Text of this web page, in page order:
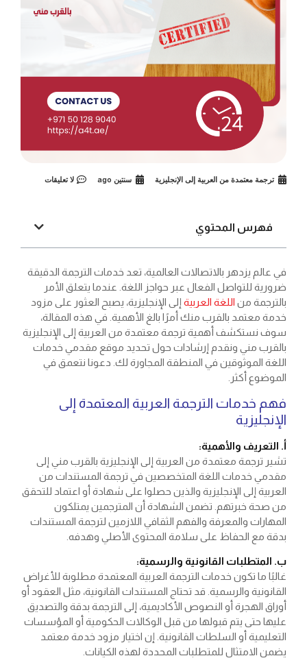
ترجمة معتمدة من العربية إلى الإنجليزية سنتين ago لا تعليقات
فهرس المحتوي
في عالم يزدهر بالاتصالات العالمية، تعد خدمات الترجمة الدقيقة
ضرورية للتواصل الفعال عبر حواجز اللغة. عندما يتعلق الأمر
بالترجمة من اللغة العربية إلى الإنجليزية، يصبح العثور على مزود
خدمة معتمد بالقرب منك أمرًا بالغ الأهمية. في هذه المقالة،
سوف نستكشف أهمية ترجمة معتمدة من العربية إلى الإنجليزية
بالقرب مني ونقدم إرشادات حول تحديد موقع مقدمي خدمات
اللغة الموثوقين في المنطقة المجاورة لك. دعونا نتعمق في
الموضوع أكثر.
فهم خدمات الترجمة العربية المعتمدة إلى
الإنجليزية
أ. التعريف والأهمية:
تشير ترجمة معتمدة من العربية إلى الإنجليزية بالقرب مني إلى
مقدمي خدمات اللغة المتخصصين في ترجمة المستندات من
العربية إلى الإنجليزية والذين حصلوا على شهادة أو اعتماد للتحقق
من صحة خبرتهم. تضمن الشهادة أن المترجمين يمتلكون
المهارات والمعرفة والفهم الثقافي اللازمين لترجمة المستندات
بدقة مع الحفاظ على سلامة المحتوى الأصلي وهدفه.
ب. المتطلبات القانونية والرسمية:
غالبًا ما تكون خدمات الترجمة العربية المعتمدة مطلوبة للأغراض
القانونية والرسمية. قد تحتاج المستندات القانونية، مثل العقود أو
أوراق الهجرة أو النصوص الأكاديمية، إلى الترجمة بدقة والتصديق
عليها حتى يتم قبولها من قبل الوكالات الحكومية أو المؤسسات
التعليمية أو السلطات القانونية. إن اختيار مزود خدمة معتمد
يضمن الامتثال للمتطلبات المحددة لهذه الكيانات.